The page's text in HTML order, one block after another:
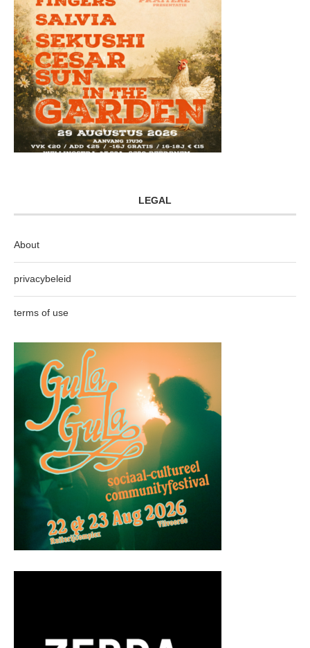
LEGAL
About
privacybeleid
terms of use